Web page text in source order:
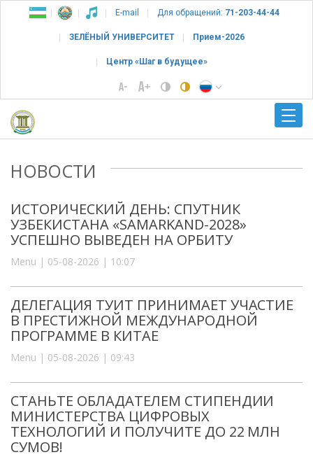
E-mail Для обращений: 71-203-44-44
ЗЕЛЁНЫЙ УНИВЕРСИТЕТ Прием-2026
Центр «Шаг в будущее»
НОВОСТИ
ИСТОРИЧЕСКИЙ ДЕНЬ: СПУТНИК
УЗБЕКИСТАНА «SAMARKAND-2028»
УСПЕШНО ВЫВЕДЕН НА ОРБИТУ
Menu | 05-08-2026 | 10:07
ДЕЛЕГАЦИЯ ТУИТ ПРИНИМАЕТ УЧАСТИЕ
В ПРЕСТИЖНОЙ МЕЖДУНАРОДНОЙ
ПРОГРАММЕ В КИТАЕ
Menu | 05-08-2026 | 09:43
СТАНЬТЕ ОБЛАДАТЕЛЕМ СТИПЕНДИИ
МИНИСТЕРСТВА ЦИФРОВЫХ
ТЕХНОЛОГИЙ И ПОЛУЧИТЕ ДО 22 МЛН
СУМОВ!